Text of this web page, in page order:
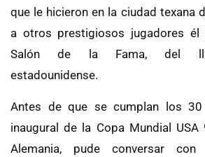
que le hicieron en la ciudad texana
a otros prestigiosos jugadores él
Salón de la Fama, del
estadounidense.
Antes de que se cumplan los
inaugural de la Copa Mundial
Alemania, pude conversar